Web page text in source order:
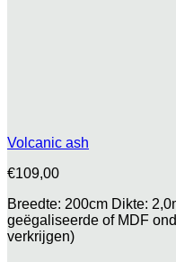
Volcanic ash
€109,00
Breedte: 200cm Dikte:
geëgaliseerde of MDF
verkrijgen)